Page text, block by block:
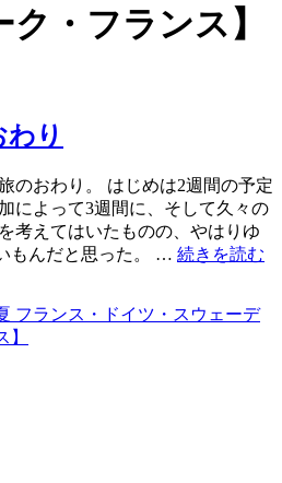
・フランス】
わり
のおわり。 はじめは2週間の予定
によって3週間に、そして久々の
考えてはいたものの、やはりゆ
もんだと思った。 … 続きを読む
フランス・ドイツ・スウェーデ